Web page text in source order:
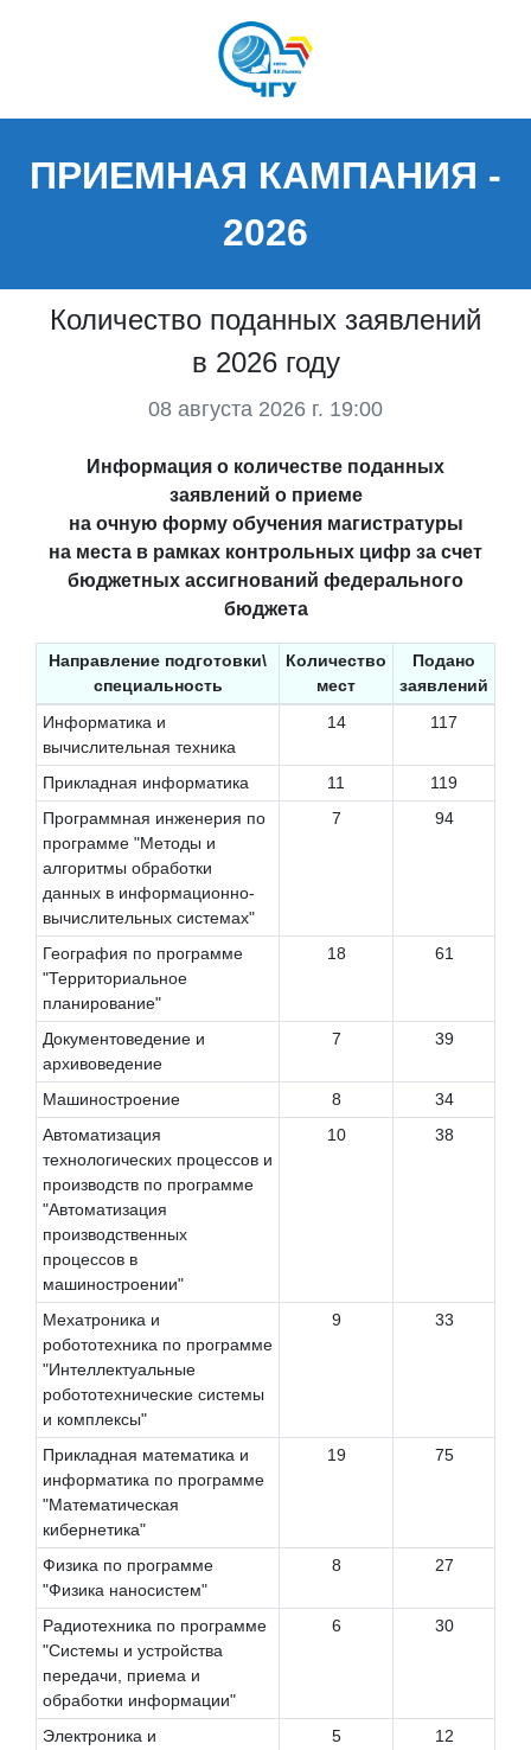
ПРИЕМНАЯ КАМПАНИЯ -
2026
Количество поданных заявлений
в 2026 году
08 августа 2026 г. 19:00
Информация о количестве поданных
заявлений о приеме
на очную форму обучения магистратуры
на места в рамках контрольных цифр за счет
бюджетных ассигнований федерального
бюджета
Направление подготовки\
специальность
Количество
мест
Подано
заявлений
Информатика и
вычислительная техника
14 117
Прикладная информатика 11
119
Программная инженерия по
программе "Методы и
алгоритмы обработки
данных в информационно-
вычислительных системах"
7 94
География по программе
"Территориальное
планирование"
18 61
Документоведение и
архивоведение
7 39
Машиностроение 8
34
Автоматизация
технологических процессов и
производств по программе
"Автоматизация
производственных
процессов в
машиностроении"
10 38
Мехатроника и
робототехника по программе
"Интеллектуальные
робототехнические системы
и комплексы"
9 33
Прикладная математика и
информатика по программе
"Математическая
кибернетика"
19 75
Физика по программе
"Физика наносистем"
8 27
Радиотехника по программе
"Системы и устройства
передачи, приема и
обработки информации"
6 30
Электроника и
5 12